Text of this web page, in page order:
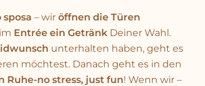
– wir öffnen die Türen
Entrée ein Getränk Deiner Wahl.
unterhalten haben, geht es
möchtest. Danach geht es in den
Ruhe-no stress, just fun! Wenn wir –